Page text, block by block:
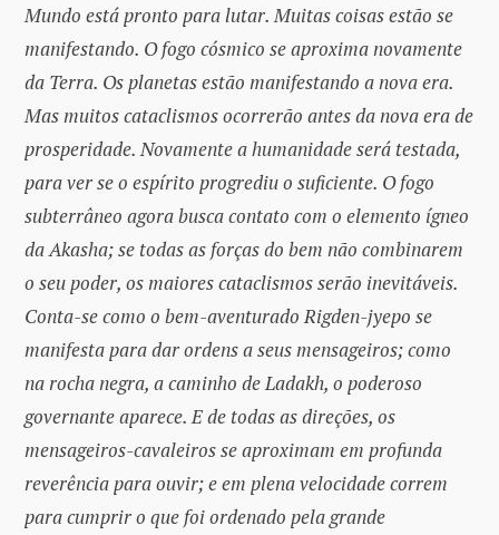
Mundo está pronto para lutar. Muitas coisas estão se
manifestando. O fogo cósmico se aproxima novamente
da Terra. Os planetas estão manifestando a nova era.
Mas muitos cataclismos ocorrerão antes da nova era de
prosperidade. Novamente a humanidade será testada,
para ver se o espírito progrediu o suficiente. O fogo
subterrâneo agora busca contato com o elemento ígneo
da Akasha; se todas as forças do bem não combinarem
o seu poder, os maiores cataclismos serão inevitáveis.
Conta-se como o bem-aventurado Rigden-jyepo se
manifesta para dar ordens a seus mensageiros; como
na rocha negra, a caminho de Ladakh, o poderoso
governante aparece. E de todas as direções, os
mensageiros-cavaleiros se aproximam em profunda
reverência para ouvir; e em plena velocidade correm
para cumprir o que foi ordenado pela grande